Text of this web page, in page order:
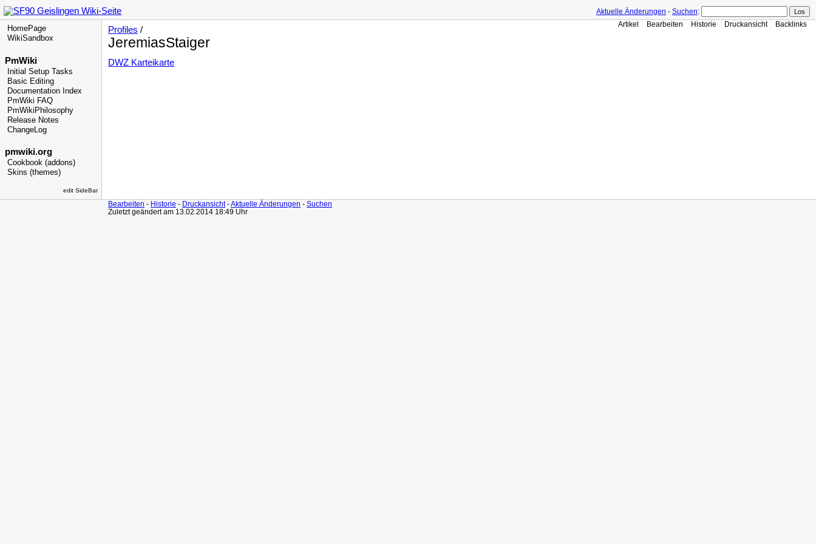
Aktuelle Änderungen - Suchen:
HomePage
WikiSandbox
PmWiki
Initial Setup Tasks
Basic Editing
Documentation Index
PmWiki FAQ
PmWikiPhilosophy
Release Notes
ChangeLog
pmwiki.org
Cookbook (addons)
Skins (themes)
edit SideBar
Artikel Bearbeiten Historie Druckansicht Backlinks
Profiles /
JeremiasStaiger
DWZ Karteikarte
Bearbeiten - Historie - Druckansicht-Aktuelle Änderungen - Suchen
Zuletzt geändert am 13.02.2014 18:49 Uhr